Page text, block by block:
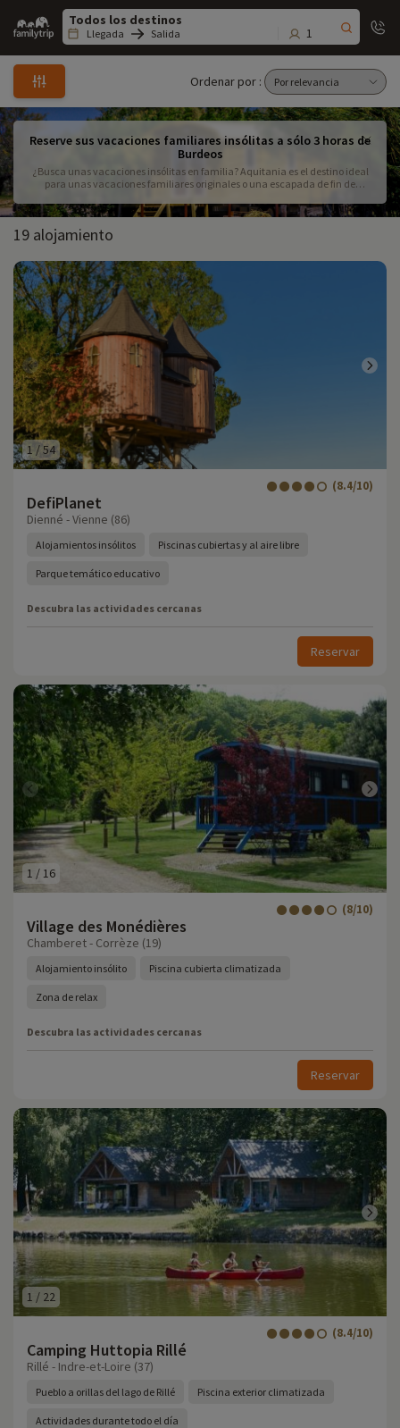
Family
trip
Llegada Salida 1
Ordenar por :
Reserve sus vacaciones familiares insólitas a sólo 3 horas de
Burdeos
¿Busca unas vacaciones insólitas en familia? Aquitania es el destino ideal
para unas vacaciones familiares originales o una escapada de fin de
alojamientos atípicos para familias cerca de Burdeos
19 alojamiento
1 /54
DefiPlanet
(8.4/10)
Dienné - Vienne (86)
Alojamientos insólitos Piscinas cubiertas y al aire libre
Parque temático educativo
Descubra las actividades cercanas
Reservar
1 / 16
Village des Monédières
(8/10)
Chamberet - Corrèze (19)
Alojamiento insólito Piscina cubierta climatizada
Zona de relax
Descubra las actividades cercanas
Reservar
1 / 22
Camping Huttopia Rillé
(8.4/10)
Rillé - Indre-et-Loire (37)
Pueblo a orillas del lago de Rillé Piscina exterior climatizada
Actividades durante todo el día